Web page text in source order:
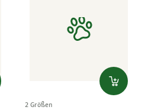
2 Größen